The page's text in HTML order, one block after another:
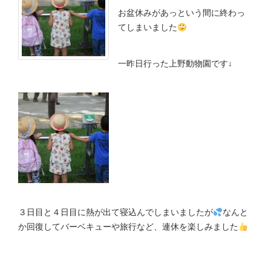
お盆休みがあっという間に終わっ
てしまいました
一昨日行った上野動物園です↓
３日目と４日目に熱が出て寝込んでしまいましたが
なんと
か回復してバーベキューや旅行など、連休を楽しみました